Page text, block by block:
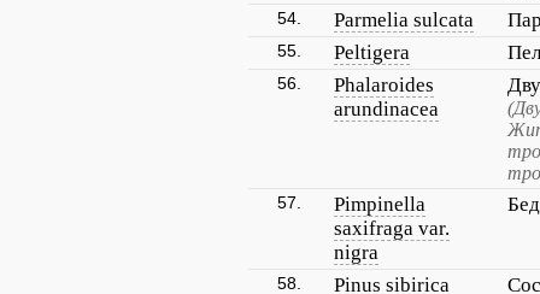
54. Parmelia sulcata
55. Peltigera
56.
Phalaroides
arundinacea
57.
Pimpinella
saxifraga var.
nigra
58. Pinus sibirica